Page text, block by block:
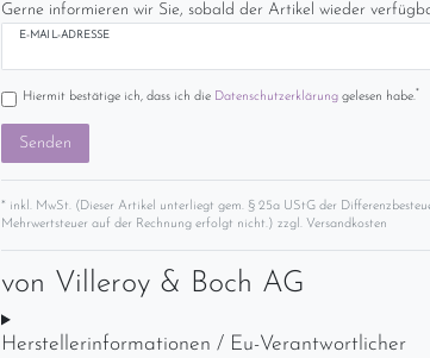
Gerne informieren wir Sie, sobald der Artikel wieder
E-MAIL-ADRESSE
Hiermit bestätige ich, dass ich die Daten­schutz­erklärunggelesen habe.*
Senden
* inkl. MwSt. (Dieser Artikel unterliegt gem. § 25a UStG der
Mehrwertsteuer auf der Rechnung erfolgt nicht.) zzgl. Versandkosten
von Villeroy & Boch AG
Herstellerinformationen / Eu-Verantwortlicher